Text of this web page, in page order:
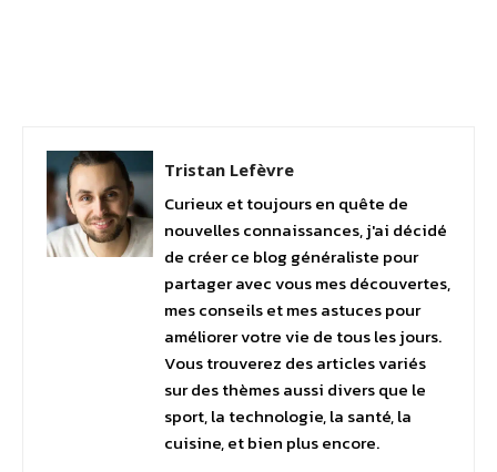
Tristan Lefèvre
Curieux et toujours en quête de
nouvelles connaissances, j'ai décidé
de créer ce blog généraliste pour
partager avec vous mes découvertes,
mes conseils et mes astuces pour
améliorer votre vie de tous les jours.
Vous trouverez des articles variés
sur des thèmes aussi divers que le
sport, la technologie, la santé, la
cuisine, et bien plus encore.